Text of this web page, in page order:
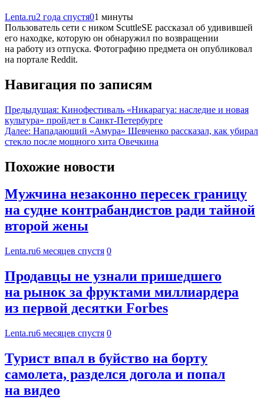
Lenta.ru2 года спустя01 минуты
Пользователь сети с ником ScuttleSE рассказал об удивившей
его находке, которую он обнаружил по возвращении
на работу из отпуска. Фотографию предмета он опубликовал
на портале Reddit.
Навигация по записям
Предыдущая: Кинофестиваль «Никарагуа: наследие и новая
культура» пройдет в Санкт-Петербурге
Далее: Нападающий «Амура» Шевченко рассказал, как убирал
стекло после мощного хита Овечкина
Похожие новости
Мужчина незаконно пересек границу
на судне контрабандистов ради тайной
второй жены
Lenta.ru6 месяцев спустя 0
Продавцы не узнали пришедшего
на рынок за фруктами миллиардера
из первой десятки Forbes
Lenta.ru6 месяцев спустя 0
Турист впал в буйство на борту
самолета, разделся догола и попал
на видео